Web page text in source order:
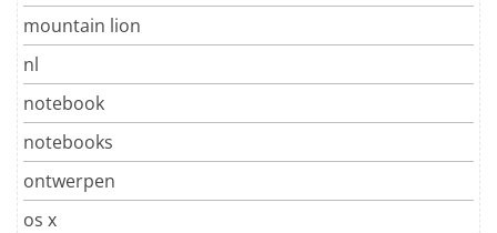
mountain lion
nl
notebook
notebooks
ontwerpen
os x